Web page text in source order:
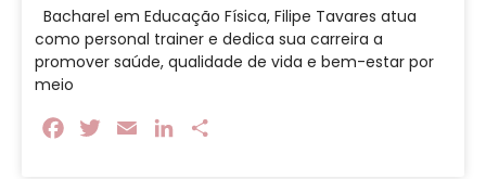
Bacharel em Educação Física, Filipe Tavares atua
como personal trainer e dedica sua carreira a
promover saúde, qualidade de vida e bem-estar por
meio
FacebookTwitterEmail LinkedIn